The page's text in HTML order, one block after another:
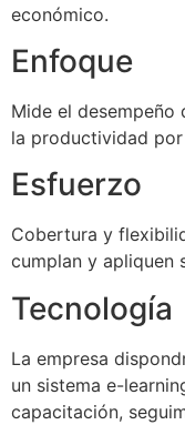
económico.
Enfoque
Mide el
la productividad
Esfuerzo
Cobertura y
cumplan y apliquen
Tecnología
La empresa
un sistema e-
capacitación,